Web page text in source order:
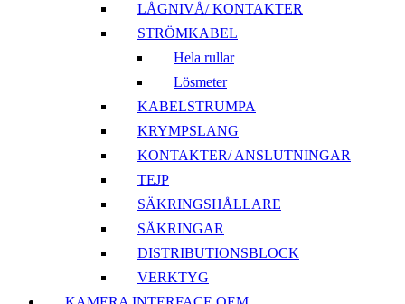
LÅGNIVÅ/ KONTAKTER
STRÖMKABEL
Hela rullar
Lösmeter
KABELSTRUMPA
KRYMPSLANG
KONTAKTER/ ANSLUTNINGAR
TEJP
SÄKRINGSHÅLLARE
SÄKRINGAR
DISTRIBUTIONSBLOCK
VERKTYG